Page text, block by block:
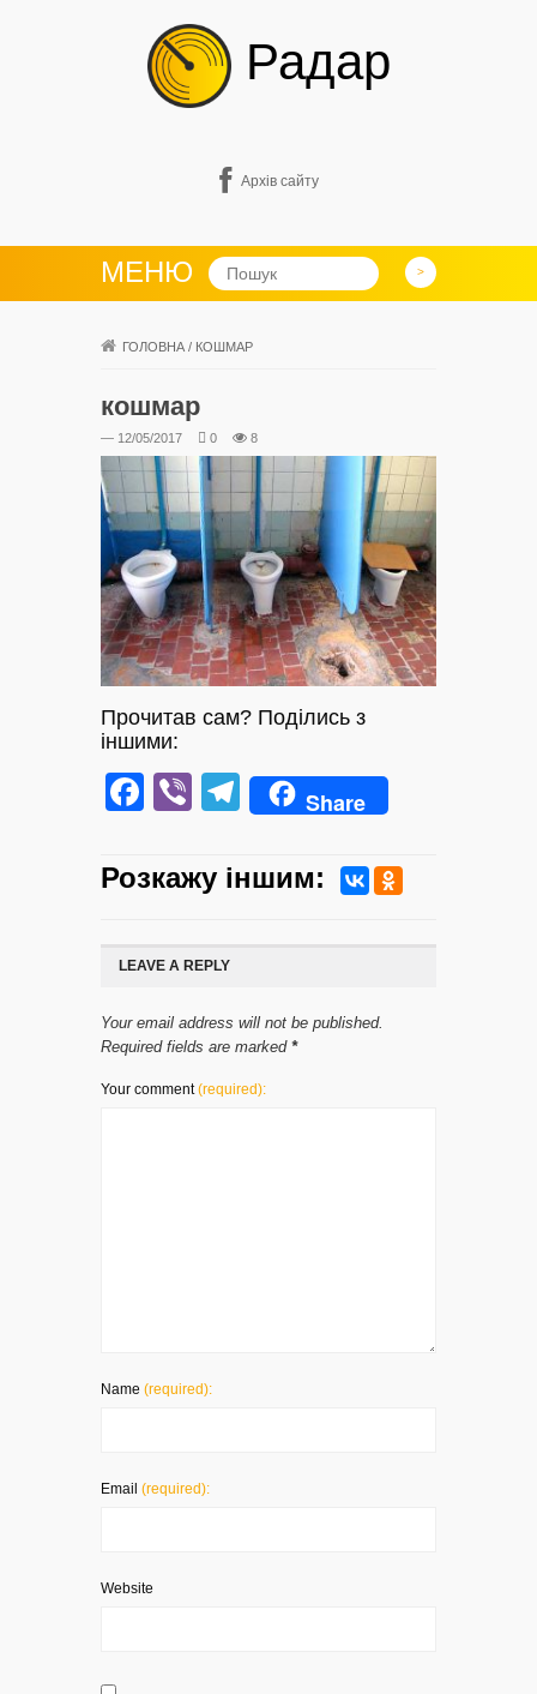
Радар
Архів сайту
МЕНЮ
ГОЛОВНА / КОШМАР
кошмар
— 12/05/2017 0 8
Прочитав сам? Поділись з
іншими:
Facebook
ViberTelegram
Share
Розкажу iншим:
LEAVE A REPLY
Your email address will not be published.
Required fields are marked *
Your comment(required):
Name (required):
Email (required):
Website